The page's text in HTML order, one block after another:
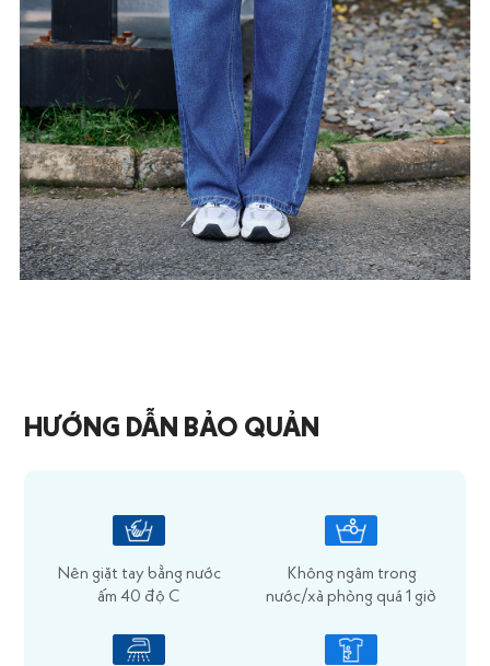
HƯỚNG DẪN BẢO QUẢN
Nên giặt tay bằng nước
ấm 40 độ C
Không ngâm trong
nước/xà phòng quá 1 giờ